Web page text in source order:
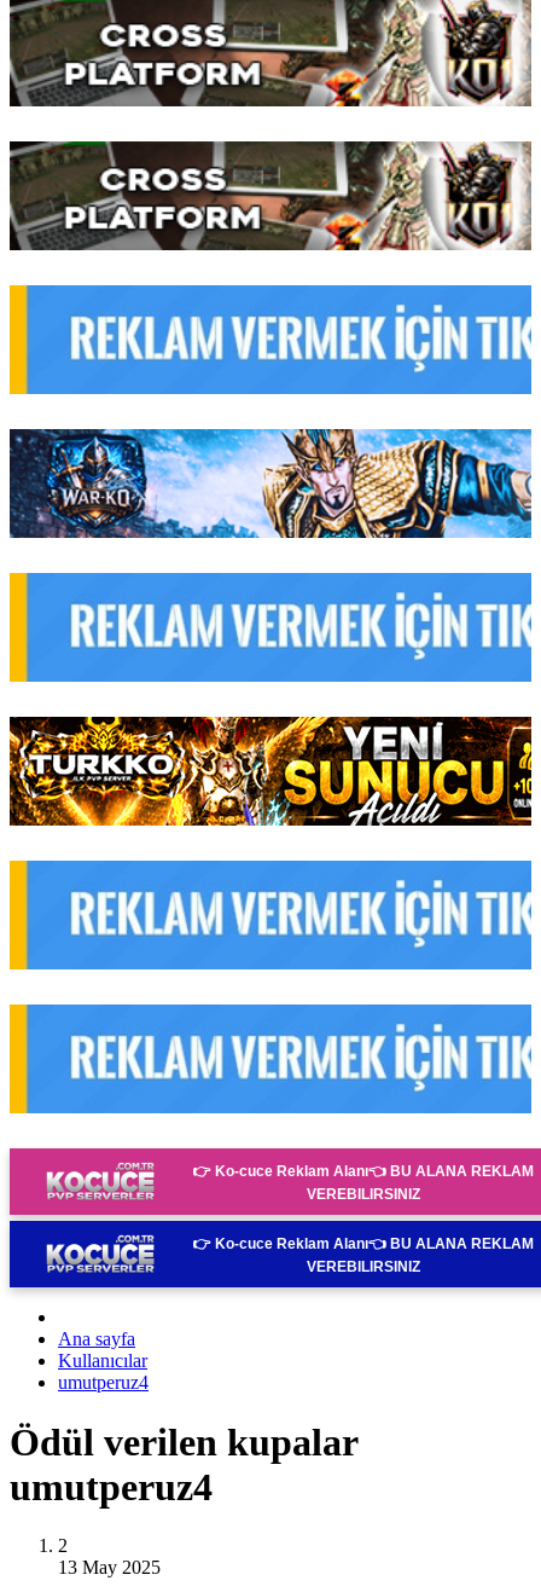
👉 Ko-cuce Reklam Alanı👈 BU ALANA REKLAM
VEREBILIRSINIZ
👉 Ko-cuce Reklam Alanı👈 BU ALANA REKLAM
VEREBILIRSINIZ
Ana sayfa
Kullanıcılar
umutperuz4
Ödül verilen kupalar
umutperuz4
2
13 May 2025